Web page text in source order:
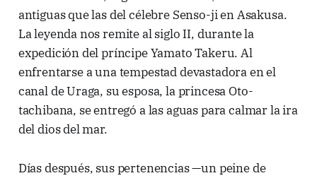
antiguas que las del célebre Senso-ji en Asakusa.
La leyenda nos remite al siglo II, durante la
expedición del príncipe Yamato Takeru. Al
enfrentarse a una tempestad devastadora en el
canal de Uraga, su esposa, la princesa Oto-
tachibana, se entregó a las aguas para calmar la ira
del dios del mar.
Días después, sus pertenencias —un peine de